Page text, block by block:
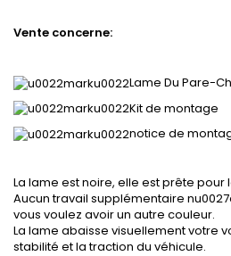
Vente concerne:
Lame Du Pare-
Kit de montage
notice de
La lame est noire, elle est prête pour
Aucun travail supplémentaire
vous voulez avoir un autre couleur.
La lame abaisse visuellement votre
stabilité et la traction du véhicule.